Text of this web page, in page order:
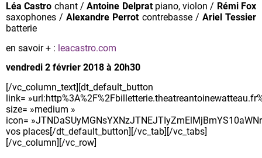
Léa Castro chant /Antoine Delpratpiano, violon / Rémi Fox
saxophones /Alexandre Perrotcontrebasse / Ariel Tessier
batterie
en savoir + : leacastro.com
vendredi 2 février 2018 à 20h30
[/vc_column_text][dt_default_button
link=
size= »medium »
icon=
vos places[/dt_default_button][/vc_tab][/vc_tabs]
[/vc_column][/vc_row]